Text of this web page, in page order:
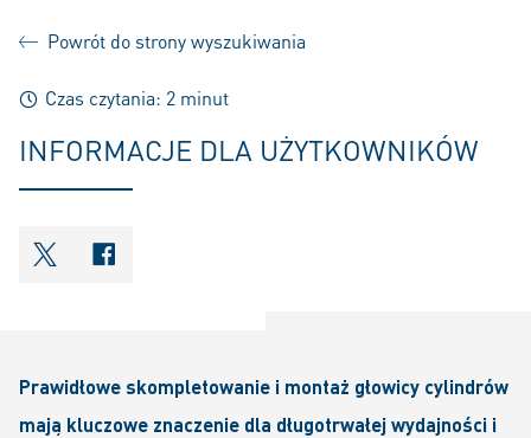
Powrót do strony wyszukiwania
Czas czytania: 2 minut
INFORMACJE DLA UŻYTKOWNIKÓW
shareOntwitter
shareOnfacebook
Prawidłowe skompletowanie i montaż głowicy cylindrów
mają kluczowe znaczenie dla długotrwałej wydajności i